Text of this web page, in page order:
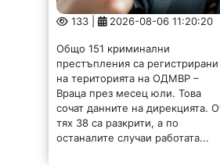
133 | 2026-08-06 11:20:20
Общо 151 криминални
престъпления са регистрирани
на територията на ОДМВР –
Враца през месец юли. Това
сочат данните на дирекцията. От
тях 38 са разкрити, а по
останалите случаи работата...